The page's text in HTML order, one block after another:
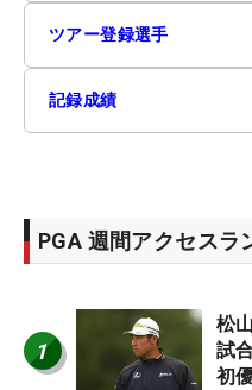
ツアー登録選手
記録成績
PGA 週間アクセスラ
1
松
試
初